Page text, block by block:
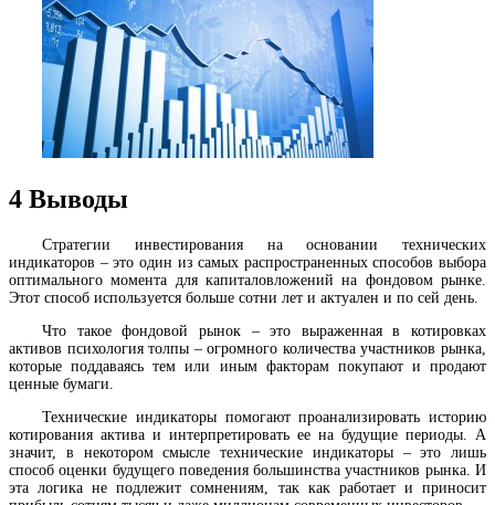
4 Выводы
Стратегии инвестирования на основании технических
индикаторов – это один из самых распространенных способов выбора
оптимального момента для капиталовложений на фондовом рынке.
Этот способ используется больше сотни лет и актуален и по сей день.
Что такое фондовой рынок – это выраженная в котировках
активов психология толпы – огромного количества участников рынка,
которые поддаваясь тем или иным факторам покупают и продают
ценные бумаги.
Технические индикаторы помогают проанализировать историю
котирования актива и интерпретировать ее на будущие периоды. А
значит, в некотором смысле технические индикаторы – это лишь
способ оценки будущего поведения большинства участников рынка. И
эта логика не подлежит сомнениям, так как работает и приносит